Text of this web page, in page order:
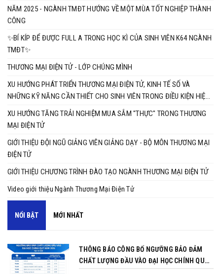
NĂM 2025 - NGÀNH TMĐT HƯỚNG VỀ MỘT MÙA TỐT NGHIỆP THÀNH
CÔNG
✨BÍ KÍP ĐỂ ĐƯỢC FULL A TRONG HỌC KÌ CỦA SINH VIÊN K64 NGÀNH
TMĐT✨
THƯƠNG MẠI ĐIỆN TỬ - LỚP CHÚNG MÌNH
XU HƯỚNG PHÁT TRIỂN THƯƠNG MẠI ĐIỆN TỬ, KINH TẾ SỐ VÀ
NHỮNG KỸ NĂNG CẦN THIẾT CHO SINH VIÊN TRONG ĐIỀU KIỆN HIỆN
XU HƯỚNG TĂNG TRẢI NGHIỆM MUA SẮM "THỰC" TRONG THƯƠNG
MẠI ĐIỆN TỬ
GIỚI THIỆU ĐỘI NGŨ GIẢNG VIÊN GIẢNG DẠY - BỘ MÔN THƯƠNG MẠI
ĐIỆN TỬ
GIỚI THIỆU CHƯƠNG TRÌNH ĐÀO TẠO NGÀNH THƯƠNG MẠI ĐIỆN TỬ
Video giới thiệu Ngành Thương Mại Điện Tử
NỔI BẬT MỚI NHẤT
THÔNG BÁO CÔNG BỐ NGƯỠNG BẢO ĐẢM
CHẤT LƯỢNG ĐẦU VÀO ĐẠI HỌC CHÍNH QUY